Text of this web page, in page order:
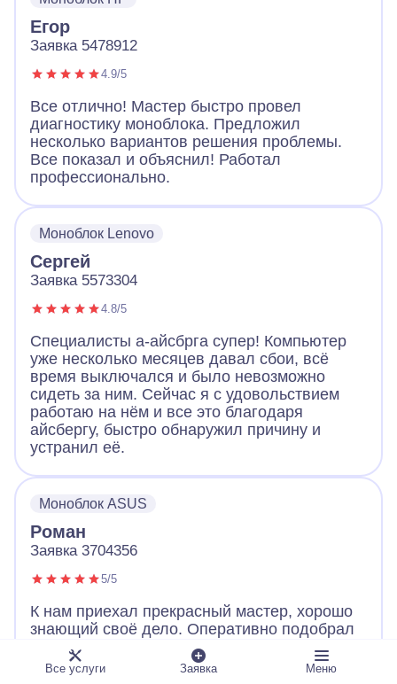
Егор
Заявка 5478912
4.9/5
Все отлично! Мастер быстро провел
диагностику моноблока. Предложил
несколько вариантов решения проблемы.
Все показал и объяснил! Работал
профессионально.
Моноблок Lenovo
Сергей
Заявка 5573304
4.8/5
Специалисты а-айсбрга супер! Компьютер
уже несколько месяцев давал сбои, всё
время выключался и было невозможно
сидеть за ним. Сейчас я с удовольствием
работаю на нём и все это благодаря
айсбергу, быстро обнаружил причину и
устранил её.
Моноблок ASUS
Роман
Заявка 3704356
5/5
К нам приехал прекрасный мастер, хорошо
знающий своё дело. Оперативно подобрал
хард, привез домой и установил в течение
одного дня.
Все услуги Заявка Меню